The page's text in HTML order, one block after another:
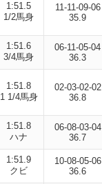
1:51.5
1/2馬身
11-11-09-06
35.9
1:51.6
3/4馬身
06-11-05-04
36.3
1:51.8
1 1/4馬身
02-03-02-02
36.8
1:51.8
ハナ
06-08-03-04
36.7
1:51.9
クビ
10-08-05-06
36.6